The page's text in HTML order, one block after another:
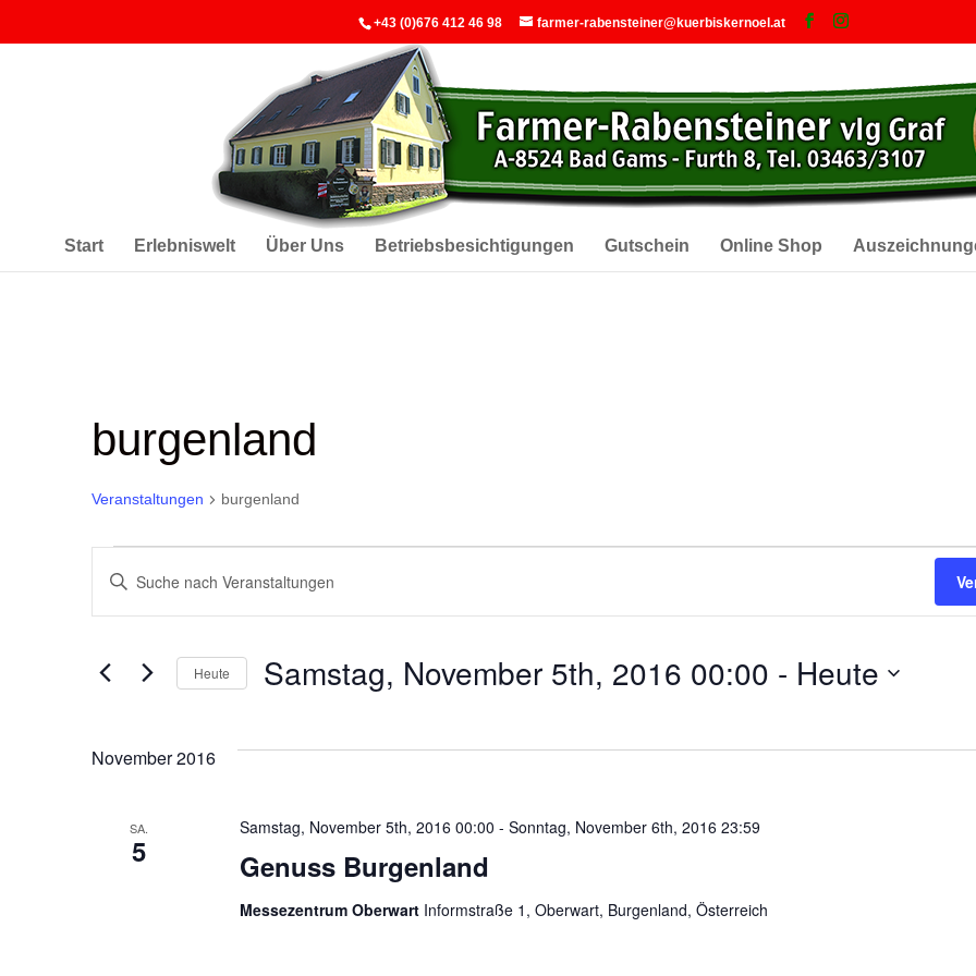
+43 (0)676 412 46 98 farmer-rabensteiner@kuerbiskernoel.at
Start Erlebniswelt Über Uns Betriebsbesichtigungen Gutschein Online Shop
burgenland
Veranstaltungen burgenland
Veranstaltungen
Veranstaltungen
Suche
und
Navigation
Bitte
Schlüsselwort
Suche
Veranstaltungen
Heute Samstag, November 5th, 2016 00:00 - Heute
wählen.
November 2016
SA.
5 Genuss Burgenland
Samstag, November 5th, 2016 00:00 - Sonntag, November 6th, 2016 23:59
Messezentrum Oberwart Informstraße 1, Oberwart, Burgenland, Österreich